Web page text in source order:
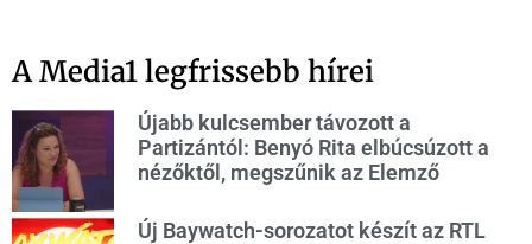
A Media1 legfrissebb hírei
Újabb kulcsember távozott a
Partizántól: Benyó Rita elbúcsúzott a
nézőktől, megszűnik az Elemző
Új Baywatch-sorozatot készít az RTL